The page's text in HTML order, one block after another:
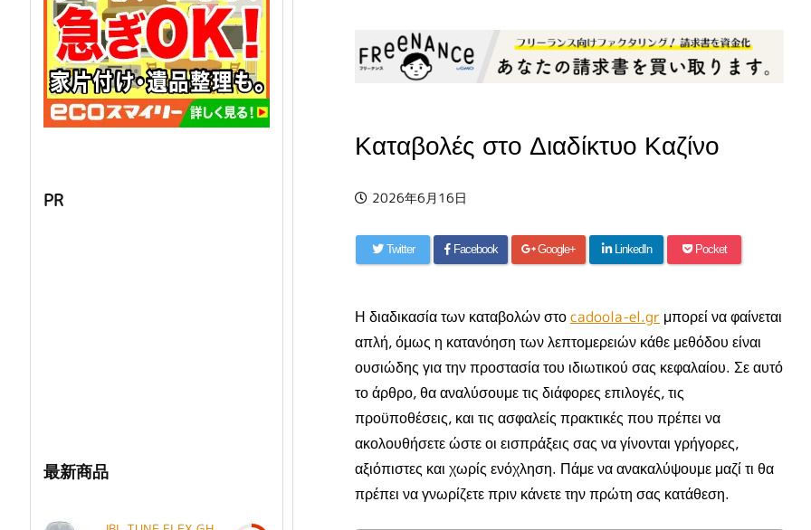
Καταβολές στο Διαδίκτυο Καζίνο
2026年6月16日
Twitter Facebook Google+ LinkedIn Pocket
Η διαδικασία των καταβολών στοcadoola-el.gr μπορεί να φαίνεται
απλή, όμως η κατανόηση των λεπτομερειών κάθε μεθόδου είναι
ουσιώδης για την προστασία του ιδιωτικού σας κεφαλαίου. Σε αυτό
το άρθρο, θα αναλύσουμε τις διάφορες επιλογές, τις
προϋποθέσεις, και τις ασφαλείς πρακτικές που πρέπει να
ακολουθήσετε ώστε οι εισπράξεις σας να γίνονται γρήγορες,
αξιόπιστες και χωρίς ενόχληση. Πάμε να ανακαλύψουμε μαζί τι θα
πρέπει να γνωρίζετε πριν κάνετε την πρώτη σας κατάθεση.
PR
最新商品